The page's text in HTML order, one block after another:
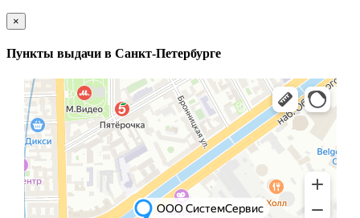
×
Пункты выдачи в Санкт-Петербурге